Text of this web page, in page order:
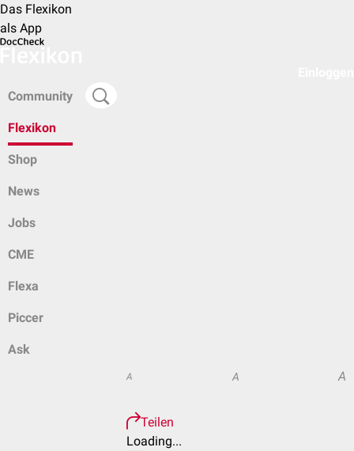
Das Flexikon
als App
Community
Flexikon
Shop
News
Jobs
CME
Flexa
Piccer
Ask
A A A
Teilen
Loading...